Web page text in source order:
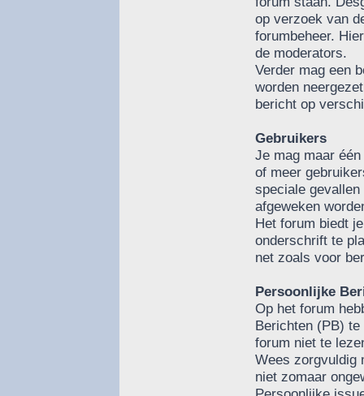
op verzoek van
forumbeheer.
de moderators.
Verder mag een
worden
bericht op
Gebruikers
Je mag maar
of meer
speciale
afgeweken
Het forum biedt
onderschrift te
net zoals voor
Persoonlijke
Op het forum
Berichten (PB)
forum niet te
Wees zorgvuldig
niet zomaar